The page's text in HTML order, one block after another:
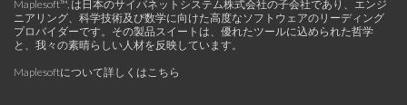
Maplesoft™, は日本のサイバネットシステム株式会社の子会社であり、エンジ
ニアリング、科学技術及び数学に向けた高度なソフトウェアのリーディング
プロバイダーです。その製品スイートは、優れたツールに込められた哲学
と、我々の素晴らしい人材を反映しています。
Maplesoftについて詳しくはこちら